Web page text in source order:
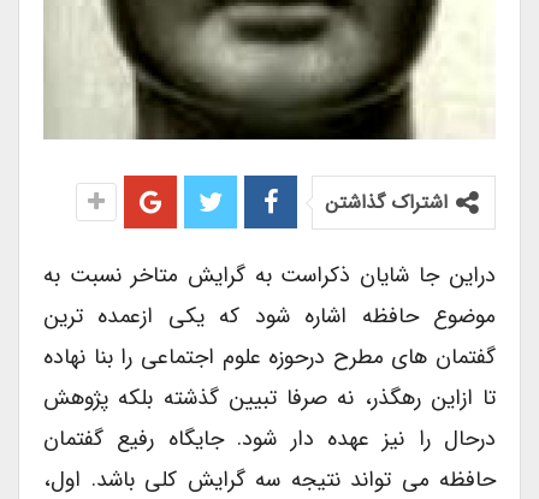
اشتراک گذاشتن
دراین جا شایان ذکراست به گرایش متاخر نسبت به
موضوع حافظه اشاره شود که یکی ازعمده ترین
گفتمان های مطرح درحوزه علوم اجتماعی را بنا نهاده
تا ازاین رهگذر، نه صرفا تبیین گذشته بلکه پژوهش
درحال را نیز عهده دار شود. جایگاه رفیع گفتمان
حافظه می تواند نتیجه سه گرایش کلی باشد. اول،